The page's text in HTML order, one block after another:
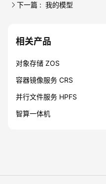
下一篇 : 我的模型
相关产品
对象存储 ZOS
容器镜像服务 CRS
并行文件服务 HPFS
智算一体机